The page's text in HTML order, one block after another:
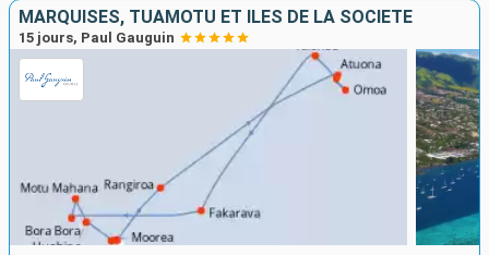
MARQUISES, TUAMOTU ET ÎLES DE LA SOCIÉTÉ
15 jours, Paul Gauguin